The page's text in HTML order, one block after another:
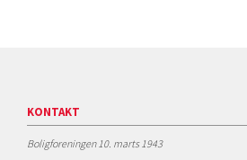
KONTAKT
Boligforeningen 10. marts 1943